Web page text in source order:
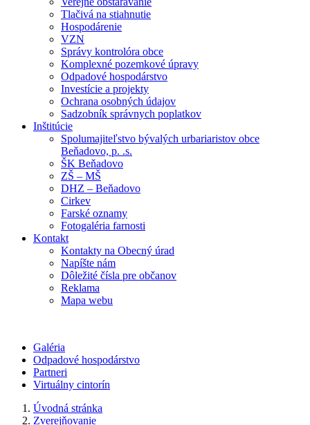
Tlačivá na stiahnutie
Hospodárenie
VZN
Správy kontrolóra obce
Komplexné pozemkové úpravy
Odpadové hospodárstvo
Investície a projekty
Ochrana osobných údajov
Sadzobník správnych poplatkov
Inštitúcie
Spolumajiteľstvo bývalých urbariaristov obce
Beňadovo, p. .s.
ŠK Beňadovo
ZŠ – MŠ
DHZ – Beňadovo
Cirkev
Farské oznamy
Fotogaléria farnosti
Kontakt
Kontakty na Obecný úrad
Napíšte nám
Dôležité čísla pre občanov
Reklama
Mapa webu
Galéria
Odpadové hospodárstvo
Partneri
Virtuálny cintorín
Úvodná stránka
Zverejňovanie